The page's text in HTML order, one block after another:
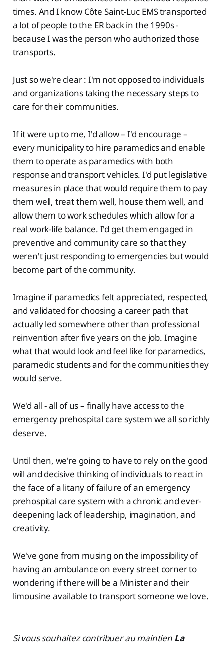
times. And I know Côte Saint-Luc EMS transported
a lot of people to the ER back in the 1990s -
because I was the person who authorized those
transports.
Just so we're clear : I'm not opposed to individuals
and organizations taking the necessary steps to
care for their communities.
If it were up to me, I'd allow – I'd encourage –
every municipality to hire paramedics and enable
them to operate as paramedics with both
response and transport vehicles. I'd put legislative
measures in place that would require them to pay
them well, treat them well, house them well, and
allow them to work schedules which allow for a
real work-life balance. I'd get them engaged in
preventive and community care so that they
weren't just responding to emergencies but would
become part of the community.
Imagine if paramedics felt appreciated, respected,
and validated for choosing a career path that
actually led somewhere other than professional
reinvention after five years on the job. Imagine
what that would look and feel like for paramedics,
paramedic students and for the communities they
would serve.
We'd all - all of us – finally have access to the
emergency prehospital care system we all so richly
deserve.
Until then, we're going to have to rely on the good
will and decisive thinking of individuals to react in
the face of a litany of failure of an emergency
prehospital care system with a chronic and ever-
deepening lack of leadership, imagination, and
creativity.
We've gone from musing on the impossibility of
having an ambulance on every street corner to
wondering if there will be a Minister and their
limousine available to transport someone we love.
Si vous souhaitez contribuer au maintien La